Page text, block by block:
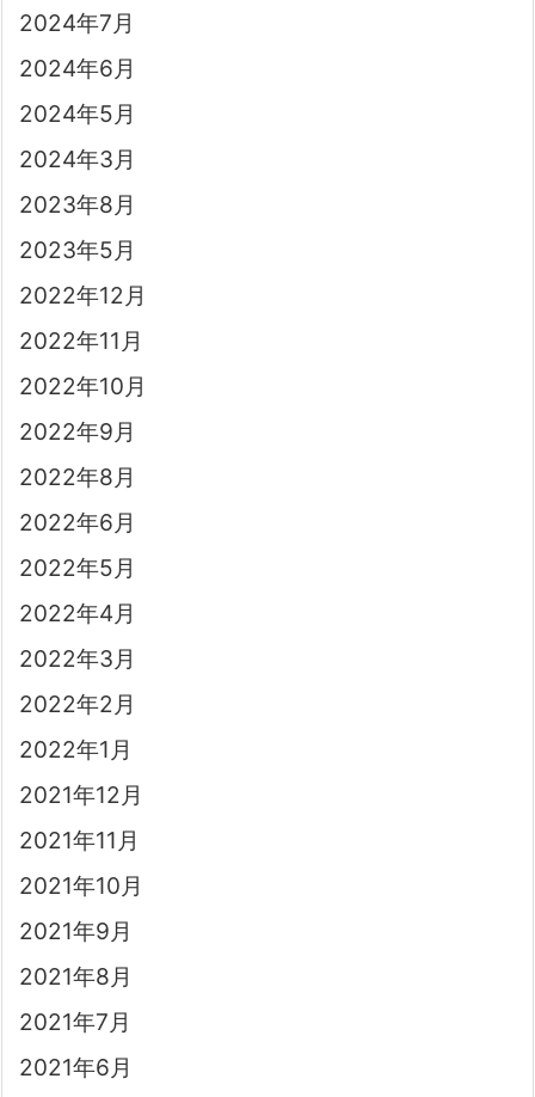
2024年7月
2024年6月
2024年5月
2024年3月
2023年8月
2023年5月
2022年12月
2022年11月
2022年10月
2022年9月
2022年8月
2022年6月
2022年5月
2022年4月
2022年3月
2022年2月
2022年1月
2021年12月
2021年11月
2021年10月
2021年9月
2021年8月
2021年7月
2021年6月